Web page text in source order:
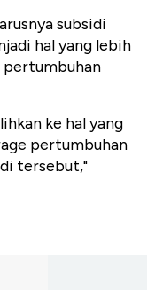
subsidi
hal yang lebih
ke hal yang
pertumbuhan
tersebut,"